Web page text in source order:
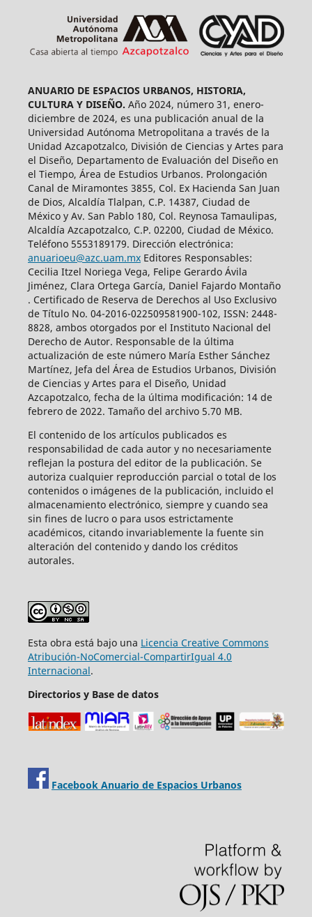
ANUARIO DE ESPACIOS URBANOS, HISTORIA,
CULTURA Y DISEÑO. Año 2024, número 31, enero-
diciembre de 2024, es una publicación anual de la
Universidad Autónoma Metropolitana a través de la
Unidad Azcapotzalco, División de Ciencias y Artes para
el Diseño, Departamento de Evaluación del Diseño en
el Tiempo, Área de Estudios Urbanos. Prolongación
Canal de Miramontes 3855, Col. Ex Hacienda San Juan
de Dios, Alcaldía Tlalpan, C.P. 14387, Ciudad de
México y Av. San Pablo 180, Col. Reynosa Tamaulipas,
Alcaldía Azcapotzalco, C.P. 02200, Ciudad de México.
Teléfono 5553189179. Dirección electrónica:
anuarioeu@azc.uam.mxEditores Responsables:
Cecilia Itzel Noriega Vega, Felipe Gerardo Ávila
Jiménez, Clara Ortega García, Daniel Fajardo Montaño
. Certificado de Reserva de Derechos al Uso Exclusivo
de Título No. 04-2016-022509581900-102, ISSN: 2448-
8828, ambos otorgados por el Instituto Nacional del
Derecho de Autor. Responsable de la última
actualización de este número María Esther Sánchez
Martínez, Jefa del Área de Estudios Urbanos, División
de Ciencias y Artes para el Diseño, Unidad
Azcapotzalco, fecha de la última modificación: 14 de
febrero de 2022. Tamaño del archivo 5.70 MB.
El contenido de los artículos publicados es
responsabilidad de cada autor y no necesariamente
reflejan la postura del editor de la publicación. Se
autoriza cualquier reproducción parcial o total de los
contenidos o imágenes de la publicación, incluido el
almacenamiento electrónico, siempre y cuando sea
sin fines de lucro o para usos estrictamente
académicos, citando invariablemente la fuente sin
alteración del contenido y dando los créditos
autorales.
Esta obra está bajo una Licencia Creative Commons
Atribución-NoComercial-CompartirIgual 4.0
Internacional.
Directorios y Base de datos
Facebook Anuario de Espacios Urbanos